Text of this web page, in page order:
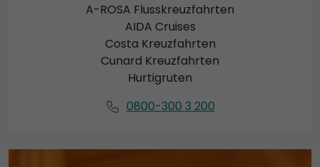
A-ROSA Flusskreuzfahrten
AIDA Cruises
Costa Kreuzfahrten
Cunard Kreuzfahrten
Hurtigruten
0800-300 3 200